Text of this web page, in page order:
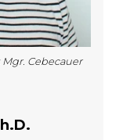
Mgr. Cebecauer